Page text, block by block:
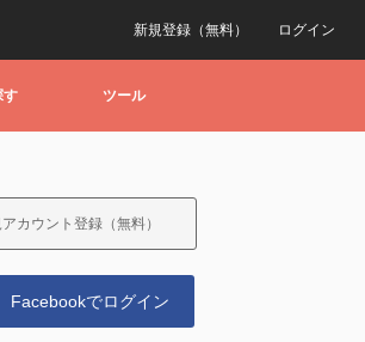
ログイン
新規登録（無料）
す ツール
カウント登録（無料）
Facebookでログイン